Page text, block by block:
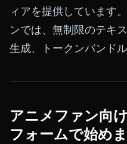
ィアを提供しています
ンでは、無制限のテキ
生成、トークンバンド
アニメファン向
フォームで始め